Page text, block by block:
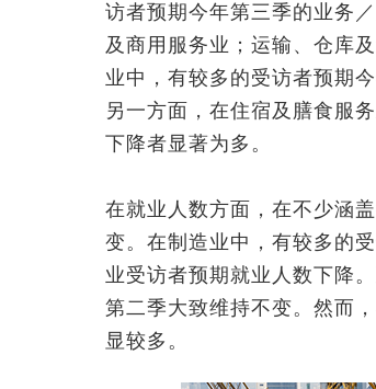
访者预期今年第三季的业务
及商用服务业；运输、仓库
业中，有较多的受访者预期
另一方面，在住宿及膳食服
下降者显著为多。
在就业人数方面，在不少涵
变。在制造业中，有较多的
业受访者预期就业人数下降
第二季大致维持不变。然而
显较多。